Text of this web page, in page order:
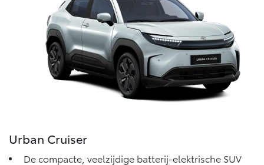
Urban Cruiser
De compacte, veelzijdige batterij-elektrische SUV